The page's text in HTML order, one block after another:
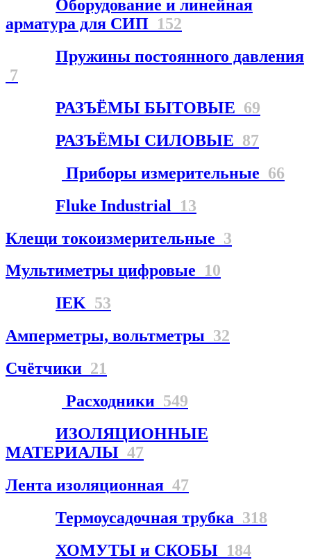
Оборудование и линейная
арматура для СИП 152
Пружины постоянного давления
7
РАЗЪЁМЫ БЫТОВЫЕ 69
РАЗЪЁМЫ СИЛОВЫЕ 87
Приборы измерительные 66
Fluke Industrial 13
Клещи токоизмерительные 3
Мультиметры цифровые 10
IEK 53
Амперметры, вольтметры 32
Счётчики 21
Расходники 549
ИЗОЛЯЦИОННЫЕ
МАТЕРИАЛЫ 47
Лента изоляционная 47
Термоусадочная трубка 318
ХОМУТЫ и СКОБЫ 184